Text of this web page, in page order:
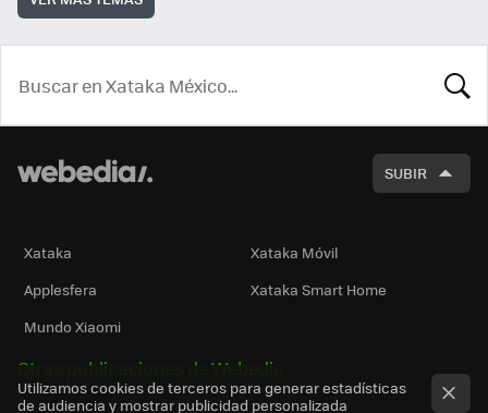
SUBIR
Xataka
Xataka Móvil
Applesfera
Xataka Smart Home
Mundo Xiaomi
Otras publicaciones de Webedia
Utilizamos cookies de terceros para generar estadísticas
de audiencia y mostrar publicidad personalizada